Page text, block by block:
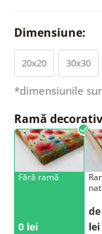
Dimensiune:
20x20 30x30
*dimensiunile
Ramă
Fără ramă
0 lei
lei